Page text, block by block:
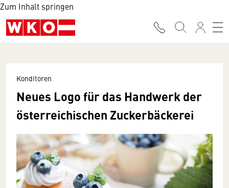
Zum Inhalt springen
Konditoren
Neues Logo für das Handwerk der
österreichischen Zuckerbäckerei